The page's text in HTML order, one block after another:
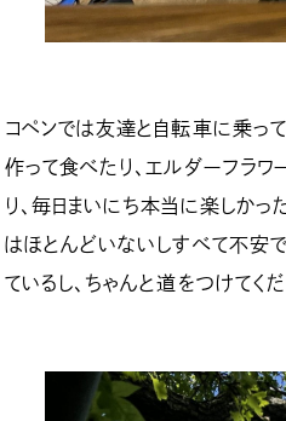
コペンでは友達と自転車に乗っ
作って食べたり、エルダーフラ
り、毎日まいにち本当に楽しか
はほとんどいないしすべて不安
ているし、ちゃんと道をつけてく